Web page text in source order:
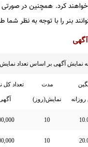
خواهند کرد. همچنین در صورتی
بنر را با توجه به نظر شما
نمایش آگهی بر اساس تعداد
مدت
نمایش(روز)
تعداد کل
10
10